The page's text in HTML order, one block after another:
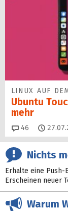
LINUX AUF
Ubuntu
mehr
46
Nichts
Erhalte eine
Erscheinen neuer
Warum